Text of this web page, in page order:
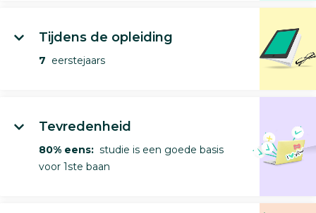
Tijdens de opleiding
7 eerstejaars
Tevredenheid
80% eens: studie is een goede basis
voor 1ste baan